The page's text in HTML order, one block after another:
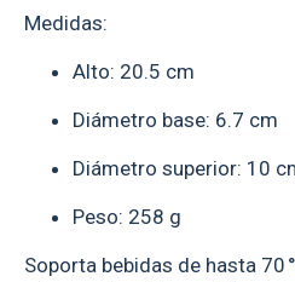
Medidas:
Alto: 20.5 cm
Diámetro base: 6.7 cm
Diámetro superior: 10
Peso: 258 g
Soporta bebidas de hasta 70